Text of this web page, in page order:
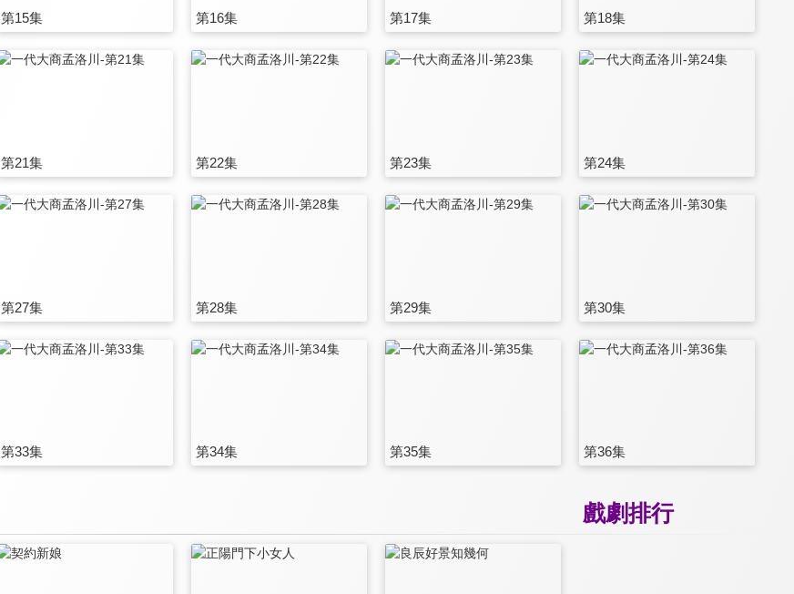
第15集 第16集 第17集 第18集
第21集 第22集 第23集 第24集
第27集 第28集 第29集 第30集
第33集 第34集 第35集 第36集
戲劇排行